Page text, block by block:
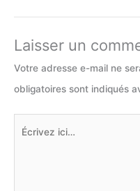
Laisser un
Votre adresse e-mail ne
obligatoires sont indiqués